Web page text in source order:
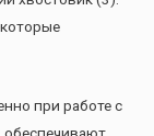
при работе с